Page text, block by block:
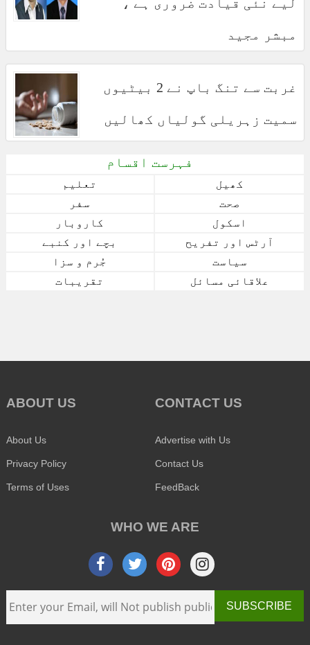
مبشر مجید
غربت سے تنگ باپ نے 2 بیٹیوں
سمیت زہریلی گولیاں کھالیں
فہرست اقسام
کھیل
تعلیم
صحت
سفر
اسکول
کاروبار
آرٹس اور تفریح
بچے اور کنبے
سیاست
جُرم و سزا
علاقائی مسائل
تقریبات
ABOUT US
About Us
Privacy Policy
Terms of Uses
CONTACT US
Advertise with Us
Contact Us
FeedBack
WHO WE ARE
SUBSCRIBE